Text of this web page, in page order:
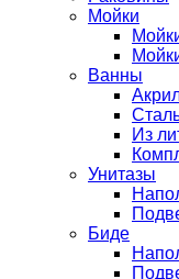
Мойки
Ванны
Из
Унитазы
Биде